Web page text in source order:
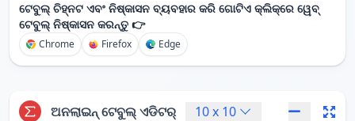
ଟେବୁଲ୍ ଚିହ୍ନଟ ଏବଂ ନିଷ୍କାସନ ବ୍ୟବହାର କରି ଗୋଟିଏ କ୍ଲିକ୍‌ରେ ୱେବ୍
ଟେବୁଲ୍ ନିଷ୍କାସନ କରନ୍ତୁ 👉
Chrome Firefox Edge
ଅନଲାଇନ୍ ଟେବୁଲ୍ ଏଡିଟର୍ 10x 10